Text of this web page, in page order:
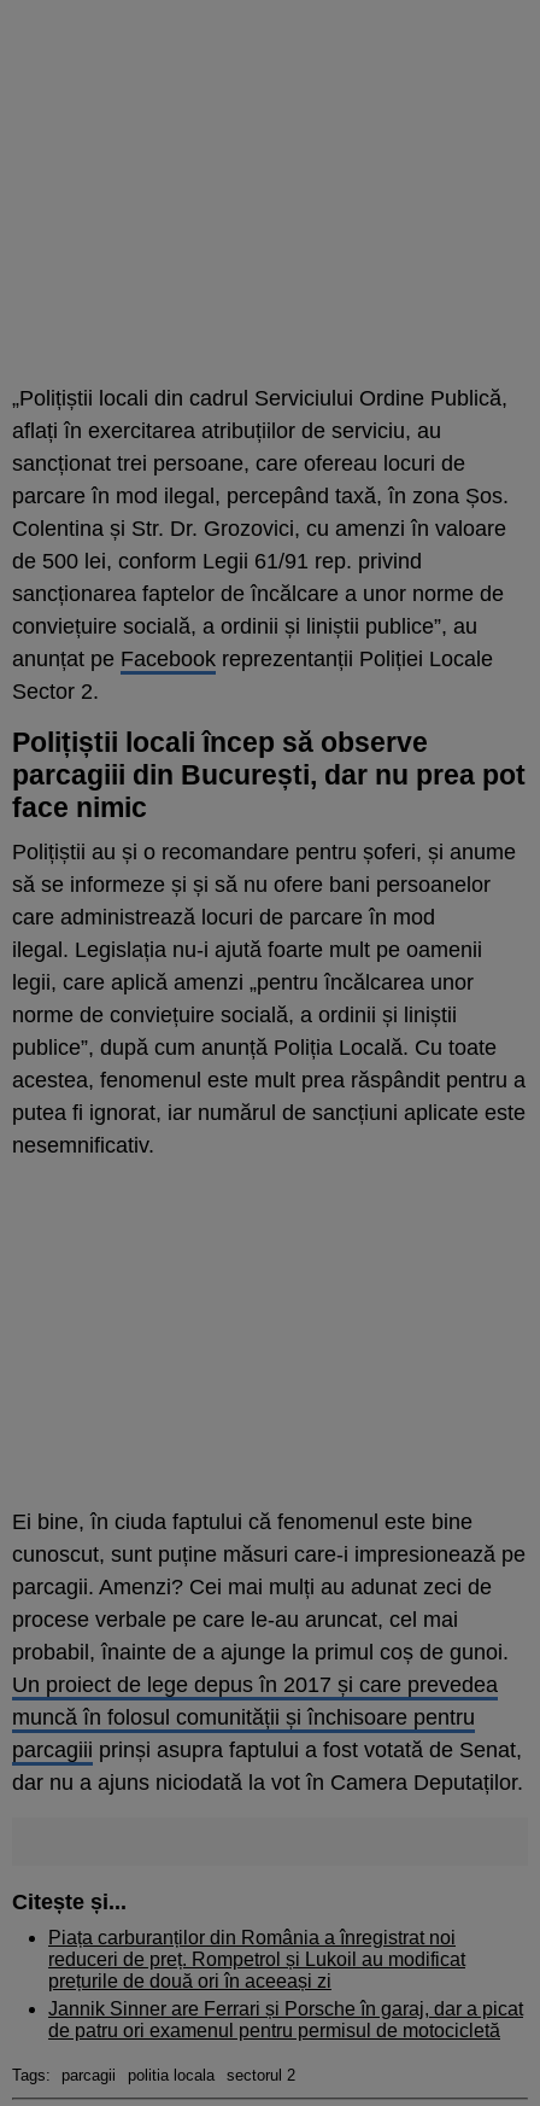
„Polițiștii locali din cadrul Serviciului Ordine Publică,
aflați în exercitarea atribuțiilor de serviciu, au
sancționat trei persoane, care ofereau locuri de
parcare în mod ilegal, percepând taxă, în zona Șos.
Colentina și Str. Dr. Grozovici, cu amenzi în valoare
de 500 lei, conform Legii 61/91 rep. privind
sancționarea faptelor de încălcare a unor norme de
conviețuire socială, a ordinii și liniștii publice”, au
anunțat pe Facebook reprezentanții Poliției Locale
Sector 2.
Polițiștii locali încep să observe
parcagiii din București, dar nu prea pot
face nimic
Polițiștii au și o recomandare pentru șoferi, și anume
să se informeze și și să nu ofere bani persoanelor
care administrează locuri de parcare în mod
ilegal. Legislația nu-i ajută foarte mult pe oamenii
legii, care aplică amenzi „pentru încălcarea unor
norme de conviețuire socială, a ordinii și liniștii
publice”, după cum anunță Poliția Locală. Cu toate
acestea, fenomenul este mult prea răspândit pentru a
putea fi ignorat, iar numărul de sancțiuni aplicate este
nesemnificativ.
Ei bine, în ciuda faptului că fenomenul este bine
cunoscut, sunt puține măsuri care-i impresionează pe
parcagii. Amenzi? Cei mai mulți au adunat zeci de
procese verbale pe care le-au aruncat, cel mai
probabil, înainte de a ajunge la primul coș de gunoi.
Un proiect de lege depus în 2017 și care prevedea
muncă în folosul comunității și închisoare pentru
parcagiii prinși asupra faptului a fost votată de Senat,
dar nu a ajuns niciodată la vot în Camera Deputaților.
Citește și...
Piața carburanților din România a înregistrat noi
reduceri de preț. Rompetrol și Lukoil au modificat
prețurile de două ori în aceeași zi
Jannik Sinner are Ferrari și Porsche în garaj, dar a picat
de patru ori examenul pentru permisul de motocicletă
Tags: parcagii politia locala sectorul 2